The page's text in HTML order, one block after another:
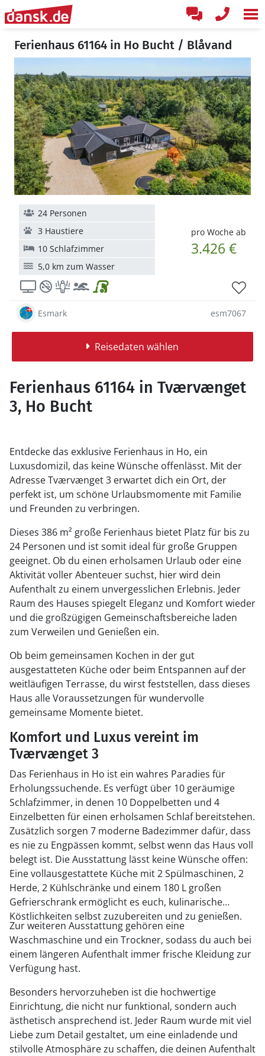
Ferienhaus 61164 in Ho Bucht / Blåvand
pro Woche ab
3.426 €
24 Personen
3 Haustiere
10 Schlafzimmer
5,0 km zum Wasser
Esmark esm7067
Reisedaten wählen
Ferienhaus 61164 in Tværvænget
3, Ho Bucht
Entdecke das exklusive Ferienhaus in Ho, ein
Luxusdomizil, das keine Wünsche offenlässt. Mit der
Adresse Tværvænget 3 erwartet dich ein Ort, der
perfekt ist, um schöne Urlaubsmomente mit Familie
und Freunden zu verbringen.
Dieses 386 m² große Ferienhaus bietet Platz für bis zu
24 Personen und ist somit ideal für große Gruppen
geeignet. Ob du einen erholsamen Urlaub oder eine
Aktivität voller Abenteuer suchst, hier wird dein
Aufenthalt zu einem unvergesslichen Erlebnis. Jeder
Raum des Hauses spiegelt Eleganz und Komfort wieder
und die großzügigen Gemeinschaftsbereiche laden
zum Verweilen und Genießen ein.
Ob beim gemeinsamen Kochen in der gut
ausgestatteten Küche oder beim Entspannen auf der
weitläufigen Terrasse, du wirst feststellen, dass dieses
Haus alle Voraussetzungen für wundervolle
gemeinsame Momente bietet.
Komfort und Luxus vereint im
Tværvænget 3
Das Ferienhaus in Ho ist ein wahres Paradies für
Erholungssuchende. Es verfügt über 10 geräumige
Schlafzimmer, in denen 10 Doppelbetten und 4
Einzelbetten für einen erholsamen Schlaf bereitstehen.
Zusätzlich sorgen 7 moderne Badezimmer dafür, dass
es nie zu Engpässen kommt, selbst wenn das Haus voll
belegt ist. Die Ausstattung lässt keine Wünsche offen:
Eine vollausgestattete Küche mit 2 Spülmaschinen, 2
Herde, 2 Kühlschränke und einem 180 L großen
Gefrierschrank ermöglicht es euch, kulinarische
Köstlichkeiten selbst zuzubereiten und zu genießen.
Zur weiteren Ausstattung gehören eine
Waschmaschine und ein Trockner, sodass du auch bei
einem längeren Aufenthalt immer frische Kleidung zur
Verfügung hast.
Besonders hervorzuheben ist die hochwertige
Einrichtung, die nicht nur funktional, sondern auch
ästhetisch ansprechend ist. Jeder Raum wurde mit viel
Liebe zum Detail gestaltet, um eine einladende und
stilvolle Atmosphäre zu schaffen, die deinen Aufenthalt